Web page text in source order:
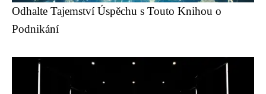
Odhalte Tajemství Úspěchu s Touto Knihou o
Podnikání